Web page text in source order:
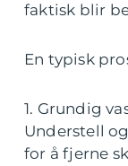
faktisk blir
En typisk
1. Grundig
Understell
for å fjerne